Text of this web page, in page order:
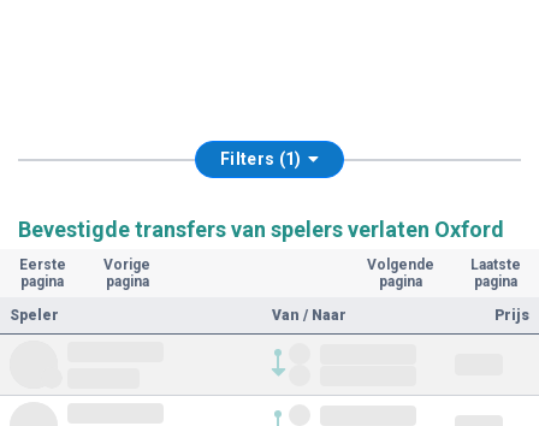
Filters (1)
Bevestigde transfers van spelers verlaten Oxford
Eerste
pagina
Vorige
pagina
Volgende
pagina
Laatste
pagina
Speler
Van / Naar Prijs